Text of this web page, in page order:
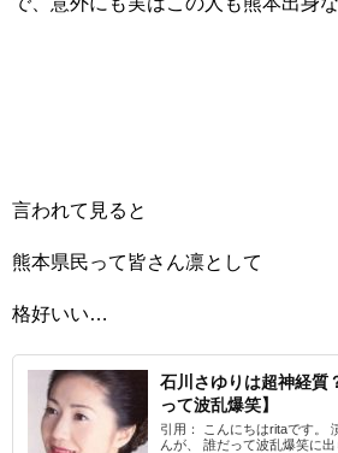
言われて見ると
熊本県民って皆さん凛として
格好いい…
石川さゆりは超神経質
って波乱爆笑】
引用： こんにちはritaです。
んが、 誰だって波乱爆笑に出